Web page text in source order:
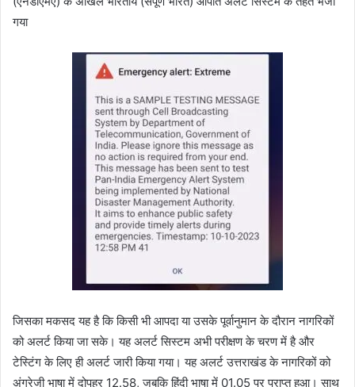
गया
जिसका मकसद यह है कि किसी भी आपदा या उसके पूर्वानुमान के दौरान नागरिकों
को अलर्ट किया जा सके। यह अलर्ट सिस्टम अभी परीक्षण के चरण में है और
टेस्टिंग के लिए ही अलर्ट जारी किया गया। यह अलर्ट उत्तराखंड के नागरिकों को
अंग्रेजी भाषा में दोपहर 12.58, जबकि हिंदी भाषा में 01.05 पर प्राप्त हुआ। साथ